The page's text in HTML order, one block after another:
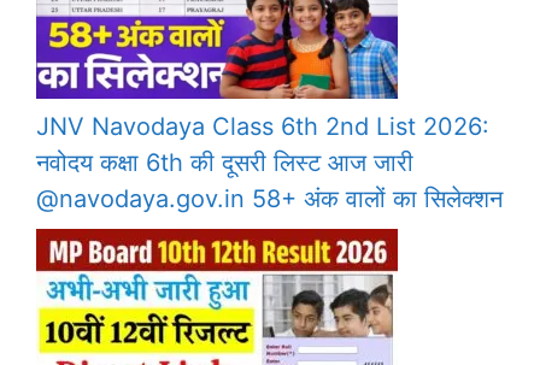
JNV Navodaya Class 6th 2nd List 2026:
नवोदय कक्षा 6th की दूसरी लिस्ट आज जारी
@navodaya.gov.in 58+ अंक वालों का सिलेक्शन